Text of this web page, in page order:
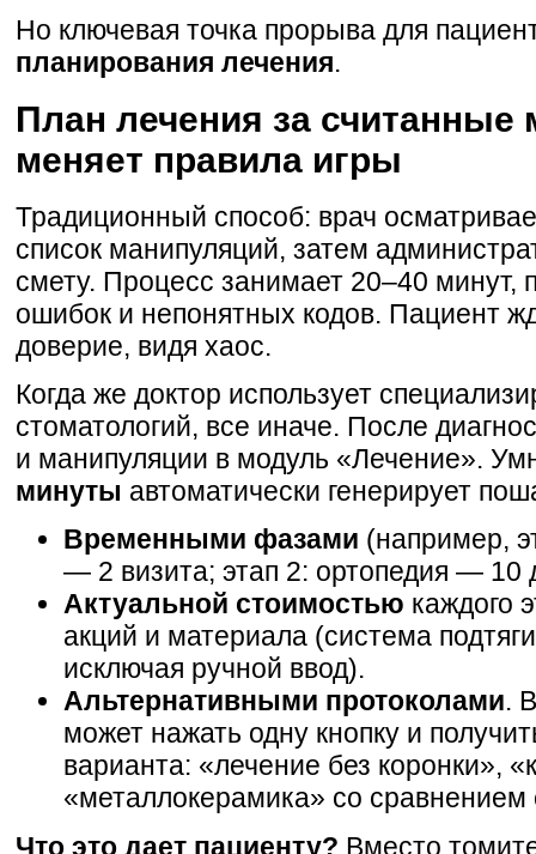
Но ключевая точка прорыва для
планирования лечения.
План лечения за
меняет правила игры
Традиционный способ: врач
список манипуляций, затем
смету. Процесс занимает 20–40 минут,
ошибок и непонятных кодов. Пациент
доверие, видя хаос.
Когда же доктор использует
стоматологий, все иначе. После
и манипуляции в модуль «Лечение».
минуты автоматически генерирует
Временными фазами (например,
— 2 визита; этап 2: ортопедия — 10
Актуальной стоимостью каждого
акций и материала (система
исключая ручной ввод).
Альтернативными протоколами.
может нажать одну кнопку и
варианта: «лечение без коронки»,
«металлокерамика» со сравнением
Что это дает пациенту? Вместо